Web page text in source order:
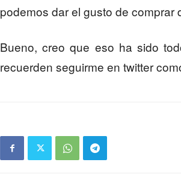
podemos dar el gusto de comprar
Bueno, creo que eso ha sido
recuerden seguirme en twitter